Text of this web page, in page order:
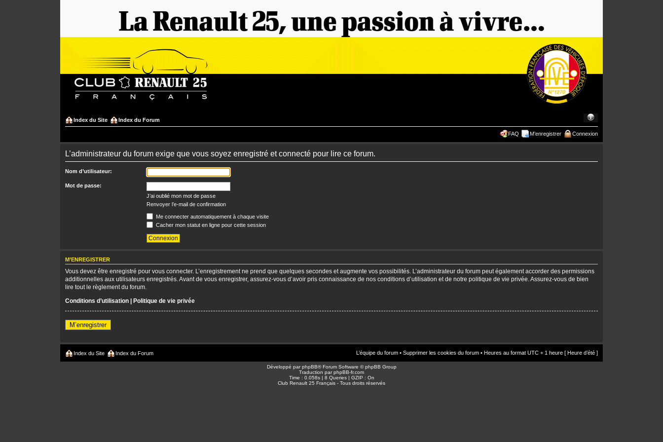
Index du Site Index du Forum
FAQ M’enregistrer Connexion
L’administrateur du forum exige que vous soyez enregistré et connecté pour lire ce forum.
Nom d’utilisateur:
Mot de passe:
J’ai oublié mon mot de passe
Renvoyer l’e-mail de confirmation
Me connecter automatiquement à chaque visite
Cacher mon statut en ligne pour cette session
M’ENREGISTRER
Vous devez être enregistré pour vous connecter. L’enregistrement ne prend que quelques secondes et augmente vos possibilités. L’administrateur du forum peut également accorder des permissions
additionnelles aux utilisateurs enregistrés. Avant de vous enregistrer, assurez-vous d’avoir pris connaissance de nos conditions d’utilisation et de notre politique de vie privée. Assurez-vous de bien
lire tout le règlement du forum.
Conditions d’utilisation | Politique de vie privée
M’enregistrer
Index du Site Index du Forum L’équipe du forum • Supprimer les cookies du forum • Heures au format UTC + 1 heure [ Heure d’été ]
Développé parphpBB® Forum Software © phpBB Group
Traduction parphpBB-fr.com
Time : 0.058s | 8 Queries | GZIP : On
Club Renault 25 Français - Tous droits réservés